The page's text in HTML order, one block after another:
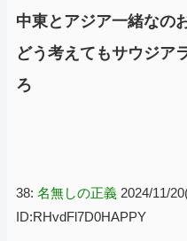
中東とアジア一緒なの
どう考えてもサウジア
ろ
38: 名無しの正義 2024/11/
ID:RHvdFl7D0HAPPY